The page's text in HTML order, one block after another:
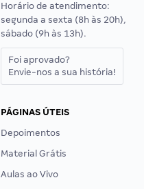
Horário de atendimento:
segunda a sexta (8h às 20h),
sábado (9h às 13h).
Foi aprovado?
Envie-nos a sua história!
PÁGINAS ÚTEIS
Depoimentos
Material Grátis
Aulas ao Vivo